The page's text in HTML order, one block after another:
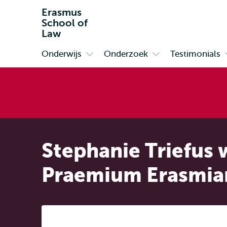
Erasmus
School of
Law
Primair
Onderwijs Onderzoek Testimonials
Stephanie Triefus
Praemium